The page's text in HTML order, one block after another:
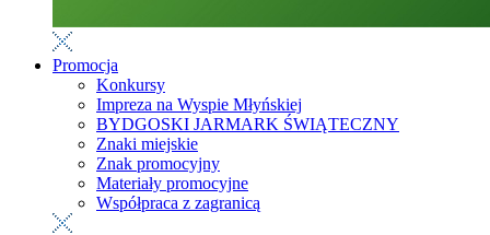
Promocja
Konkursy
Impreza na Wyspie Młyńskiej
BYDGOSKI JARMARK ŚWIĄTECZNY
Znaki miejskie
Znak promocyjny
Materiały promocyjne
Współpraca z zagranicą